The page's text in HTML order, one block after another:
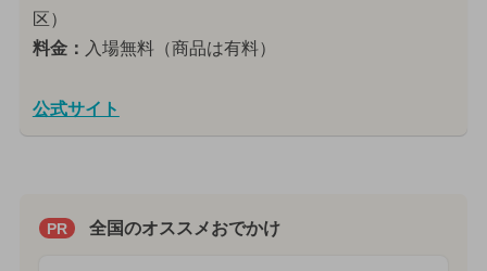
区）
料金： 入場無料（商品は有料）
公式サイト
PR 全国のオススメおでかけ